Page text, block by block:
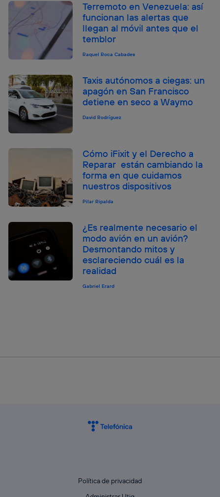
Terremoto en Venezuela: así
funcionan las alertas que
llegan al móvil antes que el
temblor
Raquel Roca Cabades
Taxis autónomos a ciegas: un
apagón en San Francisco
detiene en seco a Waymo
David Rodríguez
Cómo iFixit y el Derecho a
Reparar están cambiando la
forma en que cuidamos
nuestros dispositivos
Pilar Ripalda
¿Es realmente necesario el
modo avión en un avión?
Desmontando mitos y
esclareciendo cuál es la
realidad
Gabriel Erard
Política de privacidad